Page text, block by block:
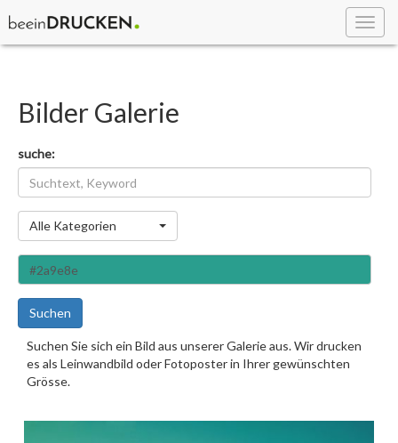
Bilder Galerie
suche:
Kategorie
Alle Kategorien
Suchen
Suchen Sie sich ein Bild aus unserer Galerie aus. Wir drucken
es als Leinwandbild oder Fotoposter in Ihrer gewünschten
Grösse.